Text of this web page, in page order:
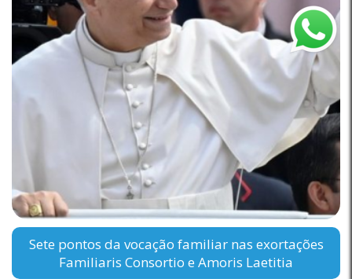
Sete pontos da vocação familiar nas exortações
Familiaris Consortio e Amoris Laetitia